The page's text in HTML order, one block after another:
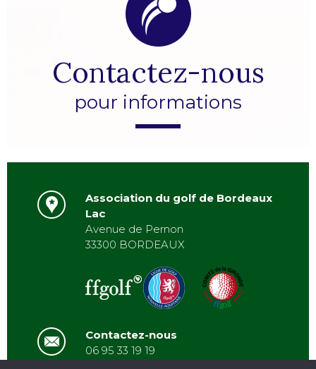
Contactez-nous
pour informations
Association du golf de Bordeaux
Lac
Avenue de Pernon
33300 BORDEAUX
Contactez-nous
06 95 33 19 19